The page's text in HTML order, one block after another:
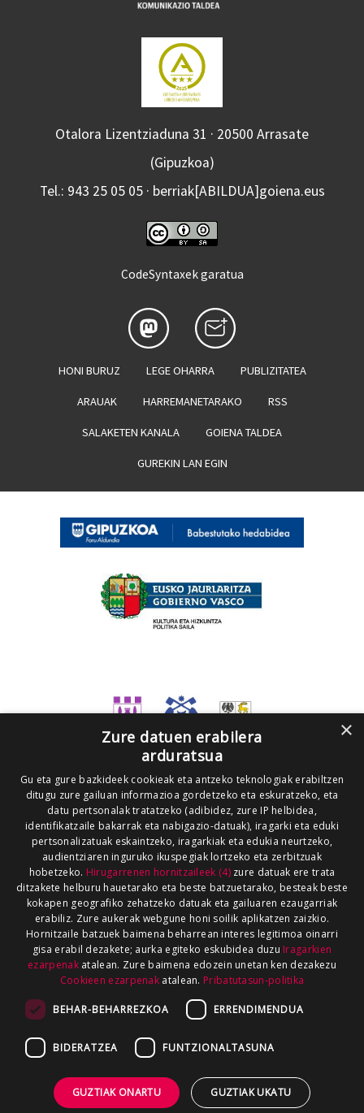
Otalora Lizentziaduna 31 · 20500 Arrasate
(Gipuzkoa)
Tel.: 943 25 05 05 · berriak[ABILDUA]goiena.eus
CodeSyntaxek garatua
HONI BURUZ LEGE OHARRA PUBLIZITATEA
ARAUAK HARREMANETARAKO RSS
SALAKETEN KANALA GOIENA TALDEA
GUREKIN LAN EGIN
×
Zure datuen erabilera
arduratsua
Gu eta gure bazkideek cookieak eta antzeko teknologiak erabiltzen
ditugu zure gailuan informazioa gordetzeko eta eskuratzeko, eta
datu pertsonalak tratatzeko (adibidez, zure IP helbidea,
identifikatzaile bakarrak eta nabigazio-datuak), iragarki eta eduki
pertsonalizatuak eskaintzeko, iragarkiak eta edukia neurtzeko,
audientziaren inguruko ikuspegiak lortzeko eta zerbitzuak
hobetzeko. Hirugarrenen hornitzaileek (4)zure datuak ere trata
ditzakete helburu hauetarako eta beste batzuetarako, besteak beste
kokapen geografiko zehatzeko datuak eta gailuaren ezaugarriak
erabiliz. Zure aukerak webgune honi soilik aplikatzen zaizkio.
Hornitzaile batzuek baimena beharrean interes legitimoa oinarri
gisa erabil dezakete; aurka egiteko eskubidea duzu Iragarkien
ezarpenakatalean. Zure baimena edozein unetan ken dezakezu
Cookieen ezarpenak atalean. Pribatutasun-politika
BEHAR-BEHARREZKOA ERRENDIMENDUA
BIDERATZEA FUNTZIONALTASUNA
GUZTIAK ONARTU GUZTIAK UKATU